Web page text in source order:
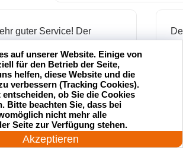
Sehr guter Service! Der
und hat mir schnell geholfen,
als ich meine Schlüssel
verloren hatte.
Jonas M.
Akzeptieren
auf unserer Website. Einige von
für den Betrieb der Seite,
helfen, diese Website und die
verbessern (Tracking Cookies).
ob Sie die Cookies
Bitte beachten Sie, dass bei
nicht mehr alle
Seite zur Verfügung stehen.